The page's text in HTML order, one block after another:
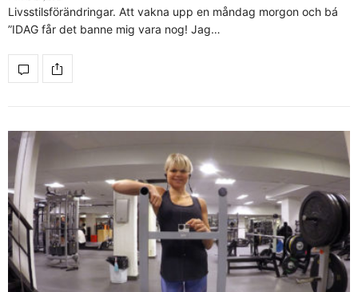
Livsstilsförändringar. Att vakna upp en måndag morgon och bá
”IDAG får det banne mig vara nog! Jag…